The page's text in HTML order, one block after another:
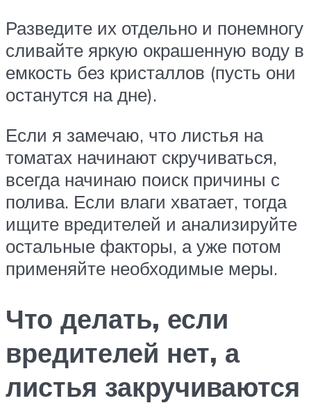
Разведите их отдельно и понемногу
сливайте яркую окрашенную воду в
емкость без кристаллов (пусть они
останутся на дне).
Если я замечаю, что листья на
томатах начинают скручиваться,
всегда начинаю поиск причины с
полива. Если влаги хватает, тогда
ищите вредителей и анализируйте
остальные факторы, а уже потом
применяйте необходимые меры.
Что делать, если
вредителей нет, а
листья закручиваются